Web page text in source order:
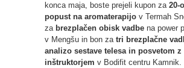
konca maja, boste prejeli kupon za 20-
popust na aromaterapijo v Termah
za brezplačen obisk vadbe na power
v Mengšu in bon zatri brezplačne
analizo sestave telesa in posvetom z
inštruktorjem v Bodifit centru Kamnik.